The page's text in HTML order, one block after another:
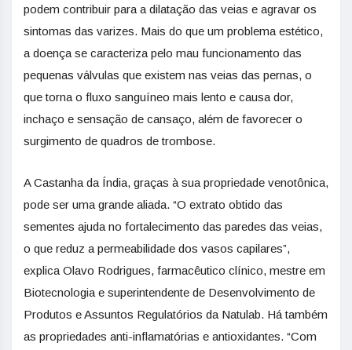
podem contribuir para a dilatação das veias e agravar os
sintomas das varizes. Mais do que um problema estético,
a doença se caracteriza pelo mau funcionamento das
pequenas válvulas que existem nas veias das pernas, o
que torna o fluxo sanguíneo mais lento e causa dor,
inchaço e sensação de cansaço, além de favorecer o
surgimento de quadros de trombose.
A Castanha da Índia, graças à sua propriedade venotônica,
pode ser uma grande aliada. “O extrato obtido das
sementes ajuda no fortalecimento das paredes das veias,
o que reduz a permeabilidade dos vasos capilares”,
explica Olavo Rodrigues, farmacêutico clínico, mestre em
Biotecnologia e superintendente de Desenvolvimento de
Produtos e Assuntos Regulatórios da Natulab. Há também
as propriedades anti-inflamatórias e antioxidantes. “Com